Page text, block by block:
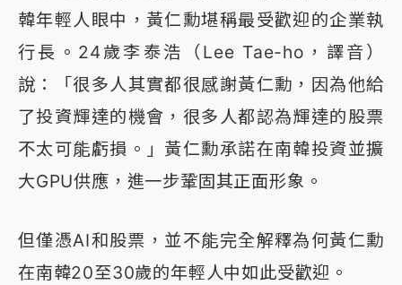
韓年輕人眼中，黃仁勳堪稱最受歡迎的企業執
行長。24歲李泰浩（Lee Tae-ho，譯音）
說：「很多人其實都很感謝黃仁勳，因為他給
了投資輝達的機會，很多人都認為輝達的股票
不太可能虧損。」黃仁勳承諾在南韓投資並擴
大GPU供應，進一步鞏固其正面形象。
但僅憑AI和股票，並不能完全解釋為何黃仁勳
在南韓20至30歲的年輕人中如此受歡迎。